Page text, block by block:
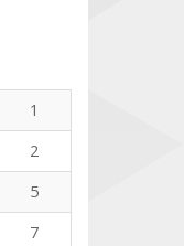
1
2
5
7